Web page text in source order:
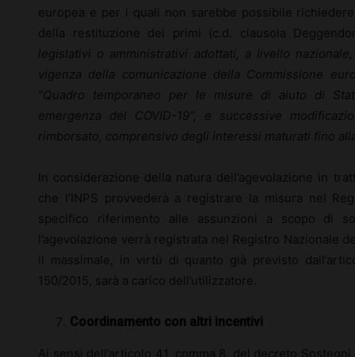
europea e per i quali non sarebbe possibile
della restituzione dei primi (c.d. clausola
legislativi o amministrativi adottati, a livello
vigenza della comunicazione della Commissione
“Quadro temporaneo per le misure di aiuto di
emergenza del COVID-19”, e successive
rimborsato, comprensivo degli interessi maturati fino
In considerazione della natura dell’agevolazione in
che l’INPS provvederà a registrare la misura nel
specifico riferimento alle assunzioni a scopo di
l’agevolazione verrà registrata nel Registro Nazionale
il massimale, in virtù di quanto già previsto
150/2015, sarà a carico dell’utilizzatore.
Coordinamento con altri incentivi
Ai sensi dell’articolo 41, comma 8, del decreto